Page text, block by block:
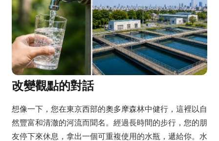
改變觀點的對話
想像一下，您在東京西部的奧多摩森林中健行，這裡以自
然豐富和清澈的河流而聞名。經過長時間的步行，您的朋
友停下來休息，拿出一個可重複使用的水瓶，遞給你。水